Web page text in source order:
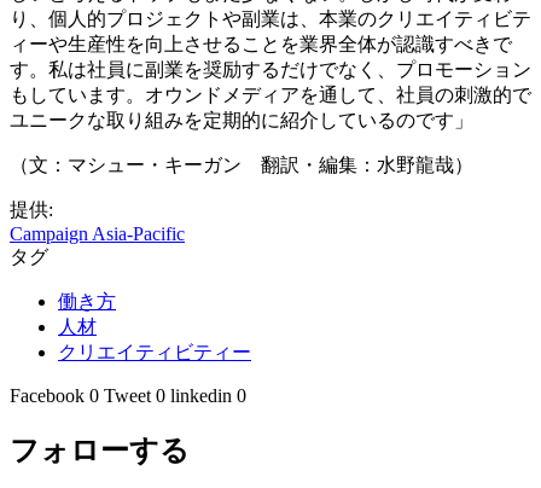
り、個人的プロジェクトや副業は、本業のクリエイティビテ
ィーや生産性を向上させることを業界全体が認識すべきで
す。私は社員に副業を奨励するだけでなく、プロモーション
もしています。オウンドメディアを通して、社員の刺激的で
ユニークな取り組みを定期的に紹介しているのです」
（文：マシュー・キーガン 翻訳・編集：水野龍哉）
提供:
Campaign Asia-Pacific
タグ
働き方
人材
クリエイティビティー
Facebook 0 Tweet 0 linkedin 0
フォローする